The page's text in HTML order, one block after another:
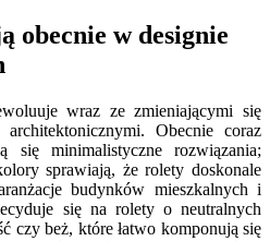
obecnie w designie
wraz ze zmieniającymi się
Obecnie coraz
się minimalistyczne rozwiązania;
sprawiają, że rolety doskonale
budynków mieszkalnych i
się na rolety o neutralnych
czy beż, które łatwo komponują się